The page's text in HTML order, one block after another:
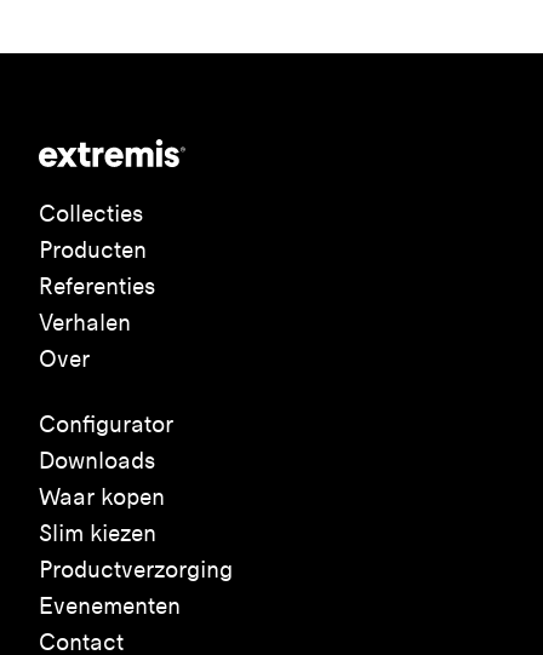
Collecties
Producten
Referenties
Verhalen
Over
Configurator
Downloads
Waar kopen
Slim kiezen
Productverzorging
Evenementen
Contact